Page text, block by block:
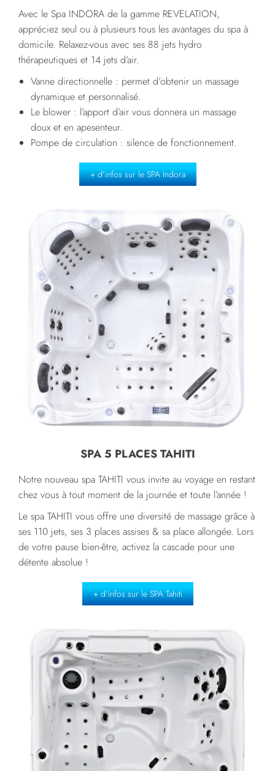
Avec le Spa INDORA de la gamme REVELATION,
appréciez seul ou à plusieurs tous les avantages du spa à
domicile. Relaxez-vous avec ses 88 jets hydro
thérapeutiques et 14 jets d’air.
Vanne directionnelle : permet d’obtenir un massage
dynamique et personnalisé.
Le blower : l’apport d’air vous donnera un massage
doux et en apesenteur.
Pompe de circulation : silence de fonctionnement.
+ d'infos sur le SPA Indora
SPA 5 PLACES TAHITI
Notre nouveau spa TAHITI vous invite au voyage en restant
chez vous à tout moment de la journée et toute l’année !
Le spa TAHITI vous offre une diversité de massage grâce à
ses 110 jets, ses 3 places assises & sa place allongée. Lors
de votre pause bien-être, activez la cascade pour une
détente absolue !
+ d'infos sur le SPA Tahiti